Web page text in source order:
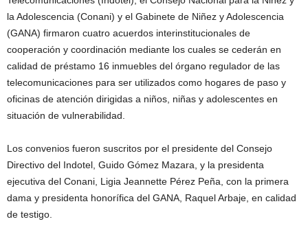
la Adolescencia (Conani) y el Gabinete de Niñez y Adolescencia
(GANA) firmaron cuatro acuerdos interinstitucionales de
cooperación y coordinación mediante los cuales se cederán en
calidad de préstamo 16 inmuebles del órgano regulador de las
telecomunicaciones para ser utilizados como hogares de paso y
oficinas de atención dirigidas a niños, niñas y adolescentes en
situación de vulnerabilidad.
Los convenios fueron suscritos por el presidente del Consejo
Directivo del Indotel, Guido Gómez Mazara, y la presidenta
ejecutiva del Conani, Ligia Jeannette Pérez Peña, con la primera
dama y presidenta honorífica del GANA, Raquel Arbaje, en calidad
de testigo.